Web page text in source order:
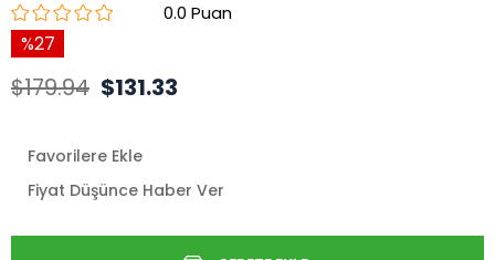
0.0
27
$179.94 $131.33
Favorilere Ekle
Fiyat Düşünce Haber Ver